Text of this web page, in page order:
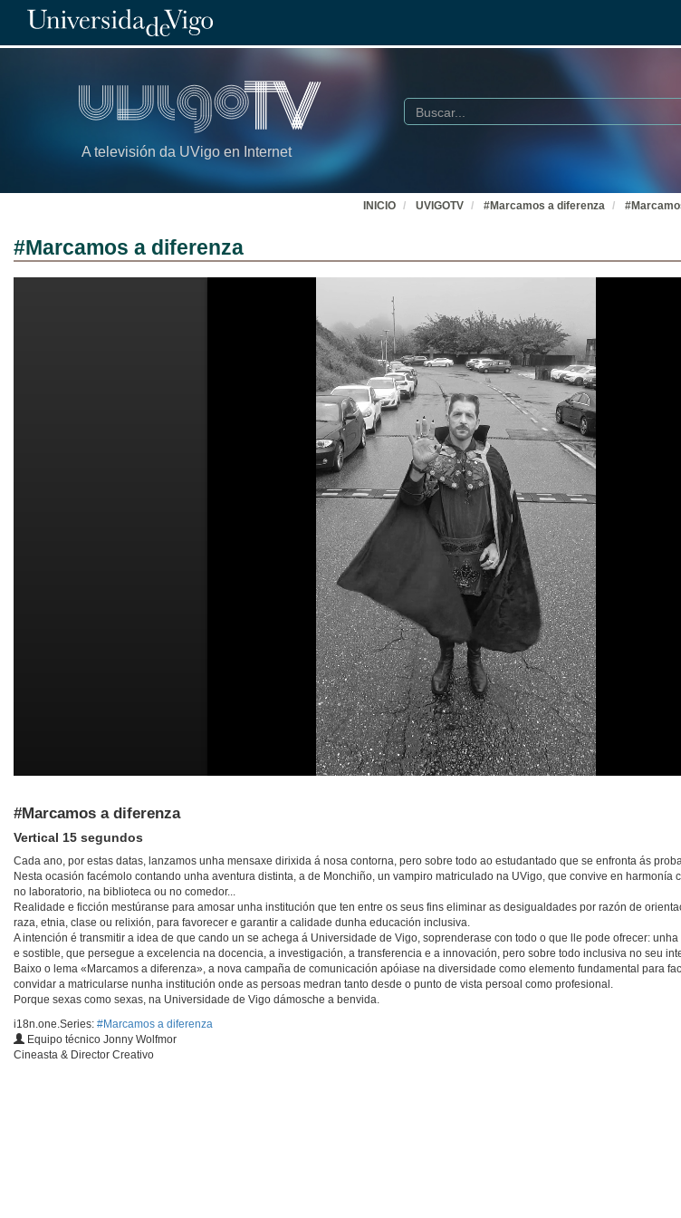
A televisión da UVigo en Internet
Buscar
INICIO UVIGOTV #Marcamos a diferenza
#Marcamos a diferenza
#Marcamos a diferenza
Vertical 15 segundos
Cada ano, por estas datas, lanzamos unha mensaxe dirixida á nosa contorna, pero sobre todo ao estudantado que se enfronta ás
Nesta ocasión facémolo contando unha aventura distinta, a de Monchiño, un vampiro matriculado na UVigo, que convive en harmonía
no laboratorio, na biblioteca ou no comedor...
Realidade e ficción mestúranse para amosar unha institución que ten entre os seus fins eliminar as desigualdades por razón de
raza, etnia, clase ou relixión, para favorecer e garantir a calidade dunha educación inclusiva.
A intención é transmitir a idea de que cando un se achega á Universidade de Vigo, soprenderase con todo o que lle pode ofrecer:
e sostible, que persegue a excelencia na docencia, a investigación, a transferencia e a innovación, pero sobre todo inclusiva no seu
Baixo o lema «Marcamos a diferenza», a nova campaña de comunicación apóiase na diversidade como elemento fundamental para
convidar a matricularse nunha institución onde as persoas medran tanto desde o punto de vista persoal como profesional.
Porque sexas como sexas, na Universidade de Vigo dámosche a benvida.
i18n.one.Series: #Marcamos a diferenza
Equipo técnico Jonny Wolfmor
Cineasta & Director Creativo